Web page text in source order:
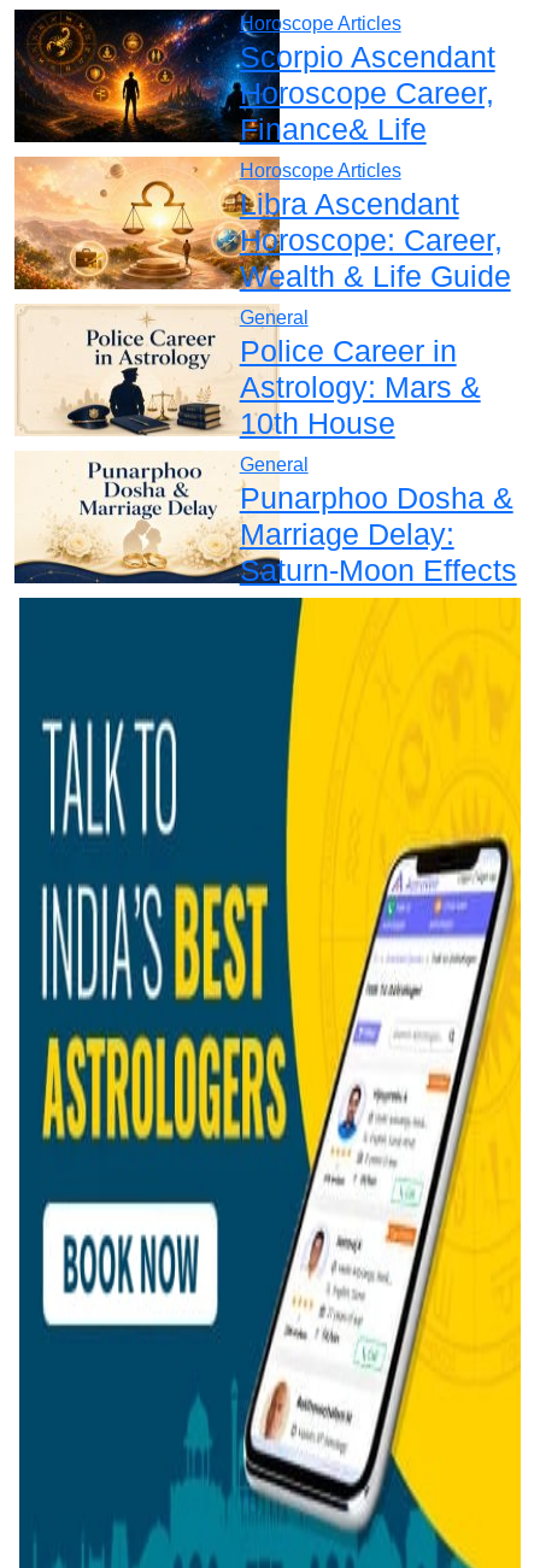
Horoscope Articles
Scorpio Ascendant
Horoscope Career,
Finance& Life
Horoscope Articles
Libra Ascendant
Horoscope: Career,
Wealth & Life Guide
General
Police Career in
Astrology: Mars &
10th House
General
Punarphoo Dosha &
Marriage Delay:
Saturn-Moon Effects